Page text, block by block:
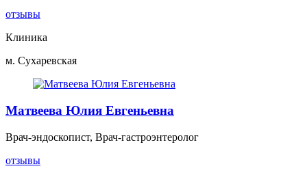
отзывы
Клиника
м. Сухаревская
Матвеева Юлия Евгеньевна
Врач-эндоскопист, Врач-гастроэнтеролог
отзывы